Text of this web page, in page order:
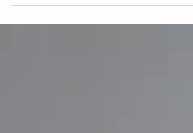
español, comienza...